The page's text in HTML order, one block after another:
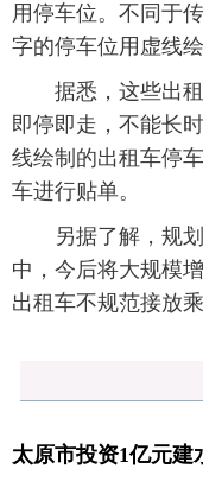
旅游 理
看天下 晋
太原日报 太
用停车位。不同于
字的停车位用虚线绘
据悉，这些出租
即停即走，不能长
线绘制的出租车停
车进行贴单。
另据了解，规划
中，今后将大规模
出租车不规范接放
太原市投资1亿元建